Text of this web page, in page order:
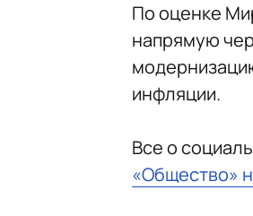
По оценке
напрямую
инфляции.
Все о
«Общество»